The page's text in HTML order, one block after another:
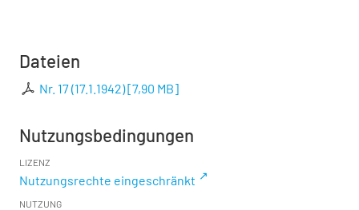
Dateien
Nr. 17 (17.1.1942)[7,90 MB]
Nutzungsbedingungen
LIZENZ
Nutzungsrechte eingeschränkt
NUTZUNG